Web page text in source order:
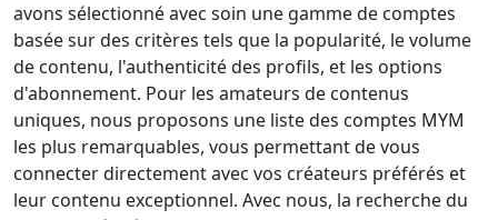
avons sélectionné avec soin une gamme de comptes
basée sur des critères tels que la popularité, le volume
de contenu, l'authenticité des profils, et les options
d'abonnement. Pour les amateurs de contenus
uniques, nous proposons une liste des comptes MYM
les plus remarquables, vous permettant de vous
connecter directement avec vos créateurs préférés et
leur contenu exceptionnel. Avec nous, la recherche du